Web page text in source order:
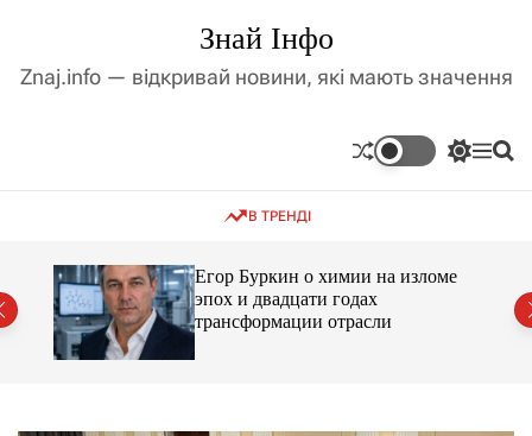
д
і
с
Знай Інфо
Znaj.info — відкривай новини, які мають значення
П
к
М П
В ТРЕНДІ
Егор Буркин о химии на изломе
эпох и двадцати годах
трансформации отрасли